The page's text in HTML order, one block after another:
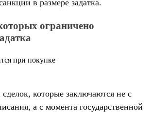
в размере задатка.
ограничено
при покупке
которые заключаются не с
а с момента государственной